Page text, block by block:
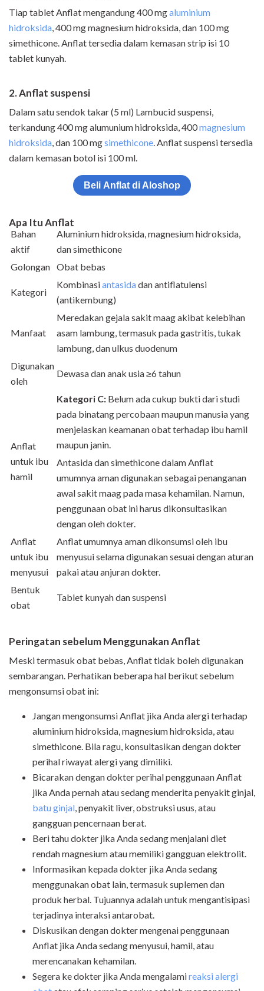
Tiap tablet Anflat mengandung 400 mgaluminium
hidroksida , 400 mg magnesium hidroksida, dan 100 mg
simethicone. Anflat tersedia dalam kemasan strip isi 10
tablet kunyah.
2. Anflat suspensi
Dalam satu sendok takar (5 ml) Lambucid suspensi,
terkandung 400 mg alumunium hidroksida, 400magnesium
hidroksida , dan 100 mgsimethicone . Anflat suspensi tersedia
dalam kemasan botol isi 100 ml.
Beli Anflat di Aloshop
Apa Itu Anflat
Bahan
aktif
Aluminium hidroksida magnesium hidroksida,
dan simethicone
Golongan Obat bebas
Kategori
Kombinasiantasidadan antiflatulensi
(antikembung)
Manfaat
Meredakan gejala sakit maag akibat kelebihan
asam lambung, termasuk pada gastritis, tukak
lambung, dan ulkus duodenum
Digunakan
oleh
Dewasa dan anak usia ≥6 tahun
Anflat
untuk ibu
hamil
Kategori C: Belum ada cukup bukti dari studi
pada binatang percobaan maupun manusia yang
menjelaskan keamanan obat terhadap ibu hamil
maupun janin.
Antasida dan simethicone dalam Anflat
umumnya aman digunakan sebagai penanganan
awal sakit maag pada masa kehamilan. Namun,
penggunaan obat ini harus dikonsultasikan
dengan oleh dokter.
Anflat
untuk ibu
menyusui
Anflat umumnya aman dikonsumsi oleh ibu
menyusui selama digunakan sesuai dengan aturan
pakai atau anjuran dokter.
Bentuk
obat
Tablet kunyah dan suspensi
Peringatan sebelum Menggunakan Anflat
Meski termasuk obat bebas, Anflat tidak boleh digunakan
sembarangan. Perhatikan beberapa hal berikut sebelum
mengonsumsi obat ini:
Jangan mengonsumsi Anflat jika Anda alergi terhadap
aluminium hidroksida, magnesium hidroksida, atau
simethicone. Bila ragu, konsultasikan dengan dokter
perihal riwayat alergi yang dimiliki.
Bicarakan dengan dokter perihal penggunaan Anflat
jika Anda pernah atau sedang menderita penyakit ginjal,
batu ginjal , penyakit liver, obstruksi usus, atau
gangguan pencernaan berat.
Beri tahu dokter jika Anda sedang menjalani diet
rendah magnesium atau memiliki gangguan elektrolit.
Informasikan kepada dokter jika Anda sedang
menggunakan obat lain, termasuk suplemen dan
produk herbal. Tujuannya adalah untuk mengantisipasi
terjadinya interaksi antarobat.
Diskusikan dengan dokter mengenai penggunaan
Anflat jika Anda sedang menyusui, hamil, atau
merencanakan kehamilan.
Segera ke dokter jika Anda mengalamireaksi alergi